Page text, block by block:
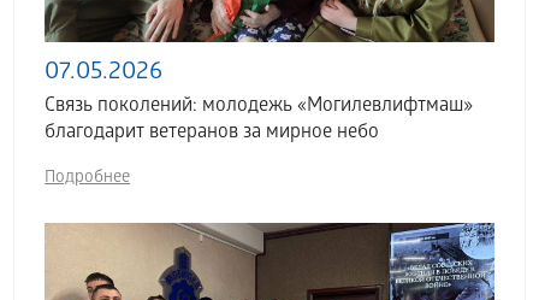
07.05.2026
Связь поколений: молодежь «Могилевлифтмаш»
благодарит ветеранов за мирное небо
Подробнее